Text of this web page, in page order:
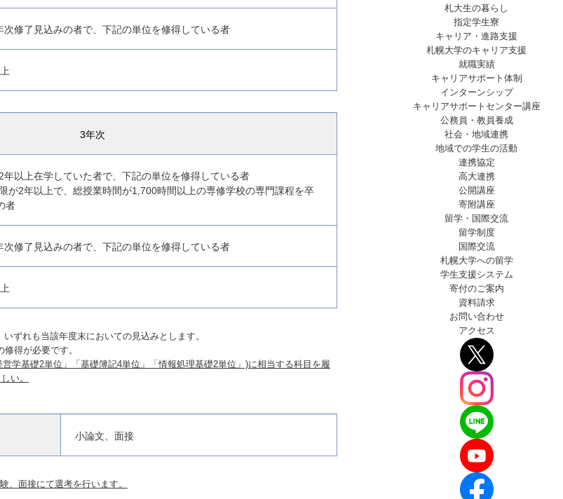
札大生の暮らし
指定学生寮
キャリア・進路支援
札幌大学のキャリア支援
就職実績
キャリアサポート体制
インターンシップ
キャリアサポートセンター講座
公務員・教員養成
社会・地域連携
地域での学生の活動
連携協定
高大連携
公開講座
寄附講座
留学・国際交流
留学制度
国際交流
札幌大学への留学
学生支援システム
寄付のご案内
資料請求
お問い合わせ
アクセス
次修了見込みの者で、下記の単位を修得している者
3年次
年以上在学していた者で、下記の単位を修得している者
限が2年以上で、総授業時間が1,700時間以上の専修学校の専門課程を卒
者
次修了見込みの者で、下記の単位を修得している者
ずれも当該年度末においての見込みとします。
得が必要です。
学基礎2単位」「基礎簿記4単位」「情報処理基礎2単位」)に相当する科目を履
い。
小論文、面接
、面接にて選考を行います。